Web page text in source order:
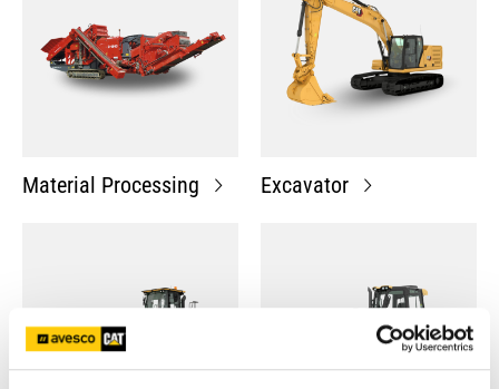
Material Processing Excavator